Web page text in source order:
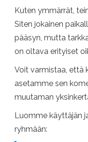
Kuten ymmärrät,
Siten jokainen
pääsyn, mutta
on oltava erityiset
Voit varmistaa, että
asetamme sen
muutaman
Luomme käyttäjän
ryhmään: